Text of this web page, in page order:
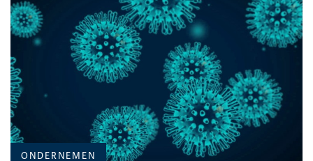
ONDERNEMEN